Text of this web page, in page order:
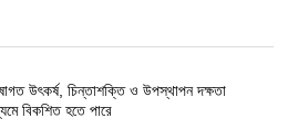
উৎকর্ষ, চিন্তাশক্তি ও উপস্থাপন দক্ষতা
বিকশিত হতে পারে